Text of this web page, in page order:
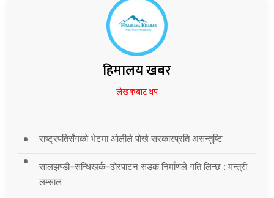
हिमालय खबर
लेखकबाट थप
राष्ट्रपतिसँगको भेटमा ओलीले पोखे सरकारप्रति असन्तुष्टि
सालझण्डी–सन्धिखर्क–ढोरपाटन सडक निर्माणले गति लिन्छ : मन्त्री
लम्साल